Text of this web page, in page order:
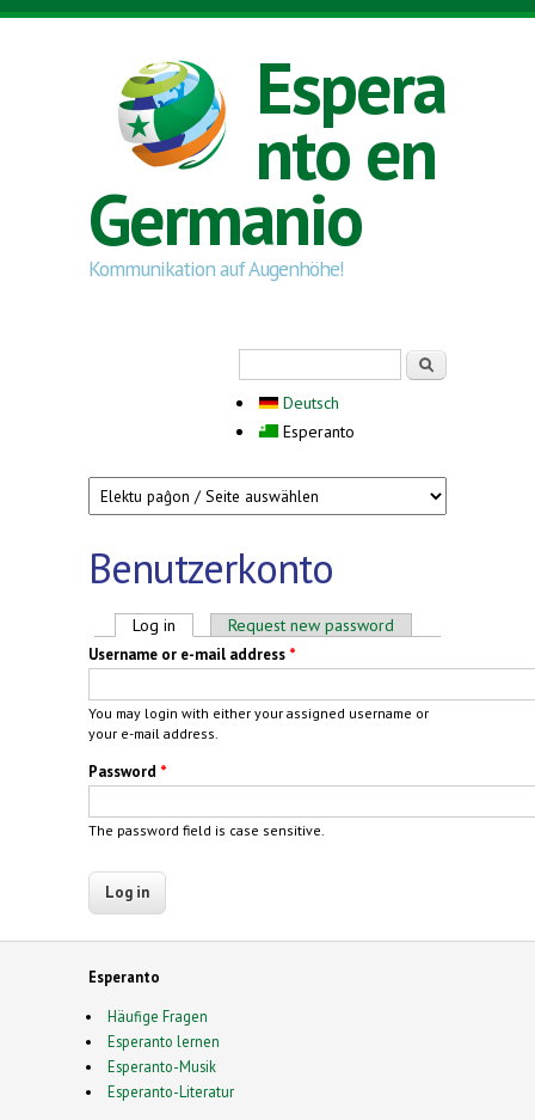
Skip to main content
Espera
nto en
Germanio
Kommunikation auf Augenhöhe!
Deutsch
Esperanto
Benutzerkonto
Primary tabs
Log in (active tab)Request new password
Username or e-mail address *
You may login with either your assigned username or
your e-mail address.
Password *
The password field is case sensitive.
Esperanto
Häufige Fragen
Esperanto lernen
Esperanto-Musik
Esperanto-Literatur